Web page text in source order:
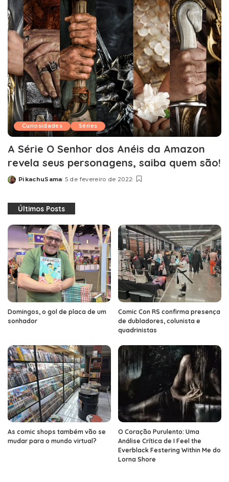
Curiosidades Séries
A Série O Senhor dos Anéis da Amazon
revela seus personagens, saiba quem são!
Posted
PikachuSama 5 de fevereiro de 2022
Últimos Posts
Domingos, o gol de placa de um
sonhador
Comic Con RS confirma presença
de dubladores, colunista e
quadrinistas
As comic shops também vão se
mudar para o mundo virtual?
O Coração Purulento: Uma
Análise Crítica de I Feel the
Everblack Festering Within Me do
Lorna Shore